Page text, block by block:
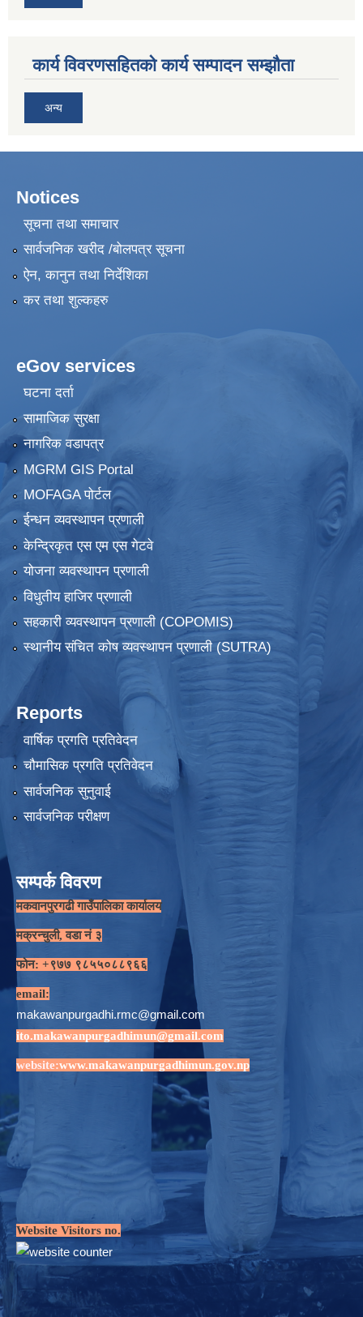
कार्य विवरणसहितको कार्य सम्पादन सम्झौता
अन्य
Notices
सूचना तथा समाचार
सार्वजनिक खरीद /बोलपत्र सूचना
ऐन, कानुन तथा निर्देशिका
कर तथा शुल्कहरु
eGov services
घटना दर्ता
सामाजिक सुरक्षा
नागरिक वडापत्र
MGRM GIS Portal
MOFAGA पोर्टल
ईन्धन व्यवस्थापन प्रणाली
केन्द्रिकृत एस एम एस गेटवे
योजना व्यवस्थापन प्रणाली
विधुतीय हाजिर प्रणाली
सहकारी व्यवस्थापन प्रणाली (COPOMIS)
स्थानीय संचित कोष व्यवस्थापन प्रणाली (SUTRA)
Reports
वार्षिक प्रगति प्रतिवेदन
चौमासिक प्रगति प्रतिवेदन
सार्वजनिक सुनुवाई
सार्वजनिक परीक्षण
सम्पर्क विवरण
मकवानपुरगढी गाउँपालिका कार्यालय
मक्रन्चुली, वडा नं ३
फोन: +९७७ ९८५५०८८९६६
email:
makawanpurgadhi.rmc@gmail.com
ito.makawanpurgadhimun@gmail.com
website:www.makawanpurgadhimun.gov.np
Website Visitors no.